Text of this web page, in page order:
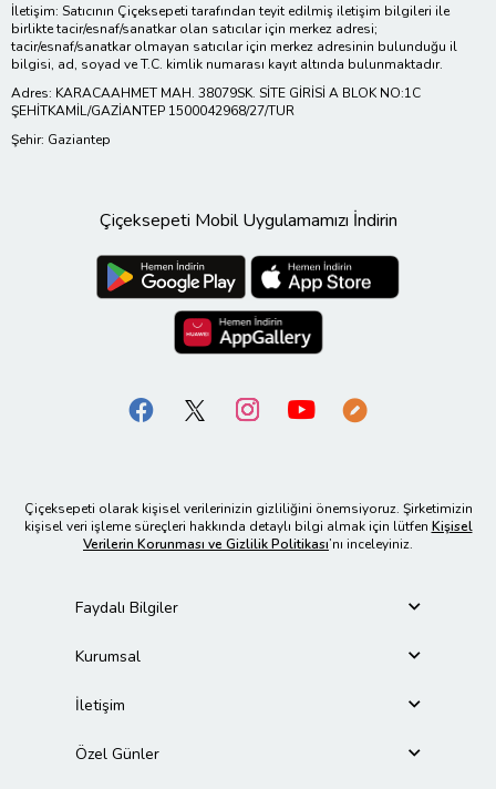
İletişim: Satıcının Çiçeksepeti tarafından teyit edilmiş iletişim bilgileri ile
birlikte tacir/esnaf/sanatkar olan satıcılar için merkez adresi;
tacir/esnaf/sanatkar olmayan satıcılar için merkez adresinin bulunduğu il
bilgisi, ad, soyad ve T.C. kimlik numarası kayıt altında bulunmaktadır.
Adres: KARACAAHMET MAH. 38079SK. SİTE GİRİSİ A BLOK NO:1C
ŞEHİTKAMİL/GAZİANTEP 1500042968/27/TUR
Şehir: Gaziantep
Çiçeksepeti Mobil Uygulamamızı İndirin
Çiçeksepeti olarak kişisel verilerinizin gizliliğini önemsiyoruz. Şirketimizin
kişisel veri işleme süreçleri hakkında detaylı bilgi almak için lütfen Kişisel
Verilerin Korunması ve Gizlilik Politikası’nı inceleyiniz.
Faydalı Bilgiler
Kurumsal
İletişim
Özel Günler